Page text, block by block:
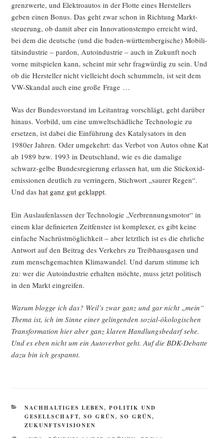
grenz­wer­te, und Elek­tro­au­tos in der Flot­te eines Her­stel­lers
geben einen Bonus. Das geht zwar schon in Rich­tung Markt­
steue­rung, ob damit aber ein Inno­va­ti­ons­tem­po erreicht wird,
bei dem die deut­sche (und die baden-würt­tem­ber­gi­sche) Mobi­li­
täts­in­dus­trie – par­don, Auto­in­dus­trie – auch in Zukunft noch
vor­ne mit­spie­len kann, scheint mir sehr frag­wür­dig zu sein. Und
ob die Her­stel­ler nicht viel­leicht doch schum­meln, ist seit dem
VW-Skan­dal auch eine gro­ße Frage …
Was der Bun­des­vor­stand im Leit­an­trag vor­schlägt, geht dar­über
hin­aus. Vor­bild, um eine umwelt­schäd­li­che Tech­no­lo­gie zu
erset­zen, ist dabei die Ein­füh­rung des Kata­ly­sa­tors in den
1980er Jah­ren. Oder umge­kehrt: das Ver­bot von Autos ohne Kat
ab 1989 bzw. 1993 in Deutsch­land, wie es die dama­li­ge
schwarz-gel­be Bun­des­re­gie­rung erlas­sen hat, um die Stick­oxid­
emis­sio­nen deut­lich zu ver­rin­gern, Stich­wort „sau­rer Regen“.
Und das hat ganz gut geklappt.
Ein Aus­lau­fen­las­sen der Tech­no­lo­gie „Ver­bren­nungs­mo­tor“ in
einem klar defi­nier­ten Zeit­fens­ter ist kom­ple­xer, es gibt kei­ne
ein­fa­che Nach­rüst­mög­lich­keit – aber letzt­lich ist es die ehr­li­che
Ant­wort auf den Bei­trag des Ver­kehrs zu Treib­haus­ga­sen und
zum mensch­ge­mach­ten Kli­ma­wan­del. Und dar­um stim­me ich
zu: wer die Auto­in­dus­trie erhal­ten möch­te, muss jetzt poli­tisch
in den Markt eingreifen.
War­um blog­ge ich das? Weil’s zwar ganz und gar nicht „mein“
The­ma ist, ich im Sin­ne einer gelin­gen­den sozi­al-öko­lo­gi­schen
Trans­for­ma­ti­on hier aber ganz kla­ren Hand­lungs­be­darf sehe.
Und es eben nicht um ein Auto­ver­bot geht. Auf die BDK-Debat­te
dazu bin ich gespannt.
KATEGORIEN
NACHHALTIGES LEBEN, POLITIK UND
GESELLSCHAFT, SO GRÜN, SO GRÜN,
ZUKUNFTSVISIONEN